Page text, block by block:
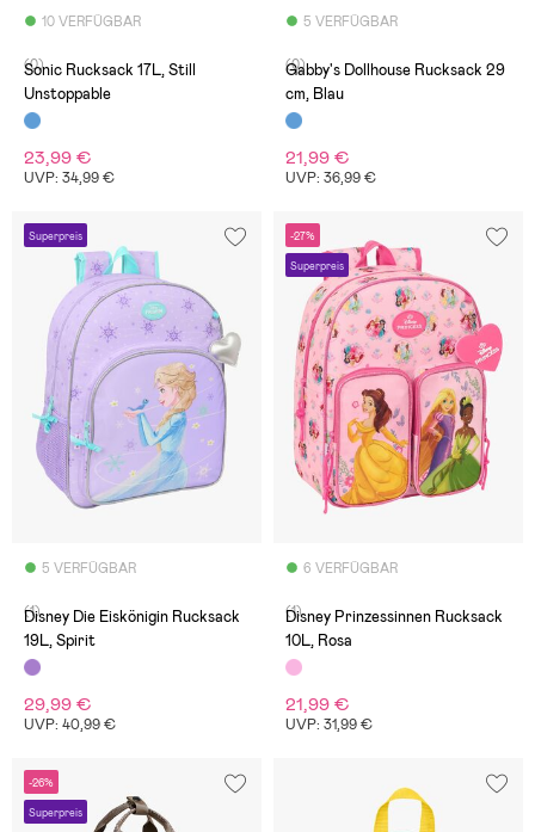
10 VERFÜGBAR
(0)
Sonic Rucksack 17L, Still
Unstoppable
23,99 €
UVP: 34,99 €
5 VERFÜGBAR
(0)
Gabby's Dollhouse Rucksack 29
cm, Blau
21,99 €
UVP: 36,99 €
Superpreis
5 VERFÜGBAR
(1)
Disney Die Eiskönigin Rucksack
19L, Spirit
29,99 €
UVP: 40,99 €
-27%
Superpreis
6 VERFÜGBAR
(1)
Disney Prinzessinnen Rucksack
10L, Rosa
21,99 €
UVP: 31,99 €
-26%
Superpreis